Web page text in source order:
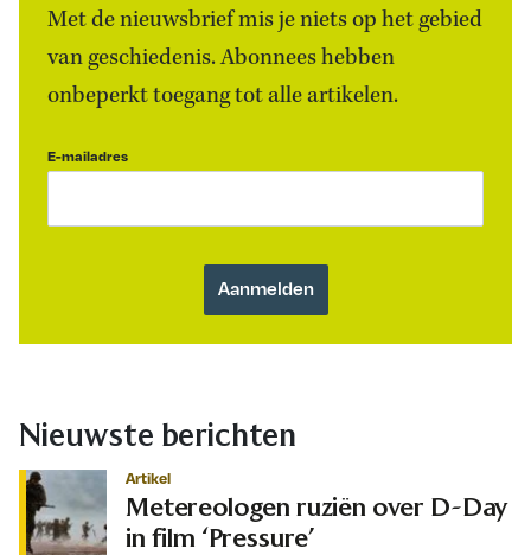
Met de nieuwsbrief mis je niets op het gebied
van geschiedenis. Abonnees hebben
onbeperkt toegang tot alle artikelen.
E-mailadres
Nieuwste berichten
Artikel
Metereologen ruziën over D-Day
in film ‘Pressure’